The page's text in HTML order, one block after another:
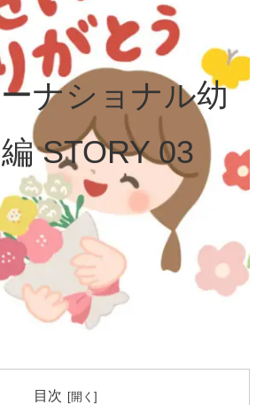
ナショナル幼
STORY 03
目次